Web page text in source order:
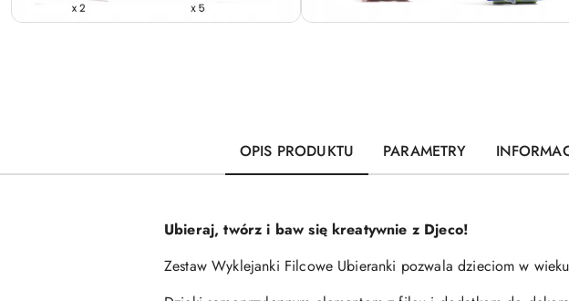
OPIS PRODUKTU PARAMETRY
Ubieraj, twórz i baw się kreatywnie z Djeco!
Zestaw Wyklejanki Filcowe Ubieranki pozwala dzieciom w